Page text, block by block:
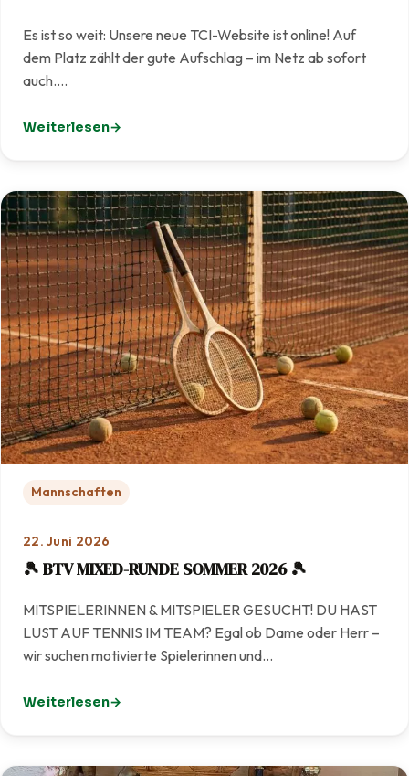
Es ist so weit: Unsere neue TCI-Website ist online! Auf
dem Platz zählt der gute Aufschlag – im Netz ab sofort
auch.…
Weiterlesen
: Unsere neue Website ist live!
Mannschaften
22. Juni 2026
🎾 BTV MIXED-RUNDE SOMMER 2026 🎾
MITSPIELERINNEN & MITSPIELER GESUCHT! DU HAST
LUST AUF TENNIS IM TEAM? Egal ob Dame oder Herr –
wir suchen motivierte Spielerinnen und…
Weiterlesen
: 🎾 BTV MIXED-RUNDE SOMMER 2026 🎾